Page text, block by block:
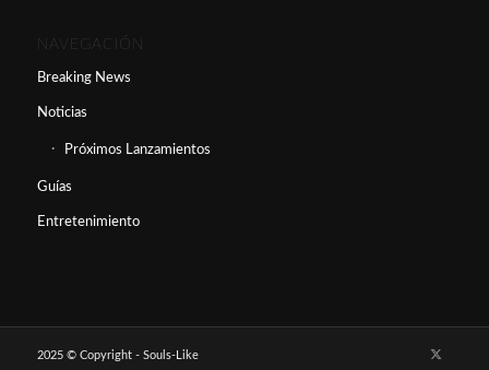
NAVEGACIÓN
Breaking News
Noticias
Próximos Lanzamientos
Guías
Entretenimiento
2025 © Copyright - Souls-Like